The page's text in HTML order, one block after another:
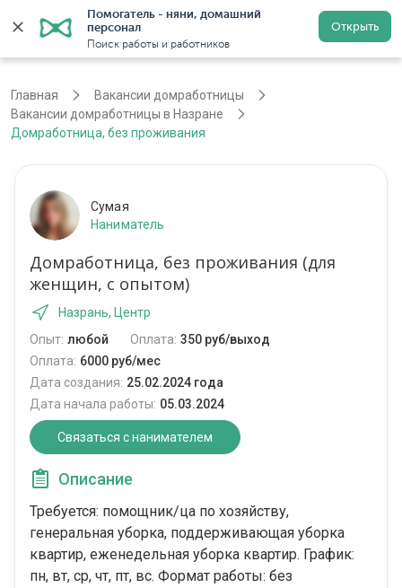
Помогатель - няни, домашний
персонал
Поиск работы и работников
Открыть
Регистрация
Главная
Вакансии домработницы
Вакансии домработницы в Назране
Домработница, без проживания
Сумая
Наниматель
Домработница, без проживания (для
женщин, с опытом)
Назрань, Центр
Опыт: любой Оплата: 350 руб/выход
Оплата: 6000 руб/мес
Дата создания: 25.02.2024 года
Дата начала работы: 05.03.2024
Связаться с нанимателем
Описание
Требуется: помощник/ца по хозяйству,
генеральная уборка, поддерживающая уборка
квартир, еженедельная уборка квартир. График:
пн, вт, ср, чт, пт, вс. Формат работы: без